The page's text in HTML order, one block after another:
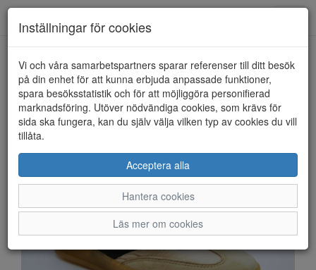
HEM MJUS
Inställningar för cookies
Vi och våra samarbetspartners sparar referenser till ditt besök
på din enhet för att kunna erbjuda anpassade funktioner,
spara besöksstatistik och för att möjliggöra personifierad
marknadsföring. Utöver nödvändiga cookies, som krävs för
sida ska fungera, kan du själv välja vilken typ av cookies du vill
tillåta.
Acceptera alla
Hantera cookies
Läs mer om cookies